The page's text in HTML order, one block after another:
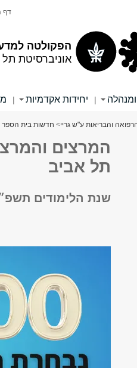
הפקולטה
אוניברסיטת
דף
| יחידות אקדמיות |
והבריאות ע"ש גריי> חדשות בית הספר
המרצים
תל אביב
שנת הלימודים